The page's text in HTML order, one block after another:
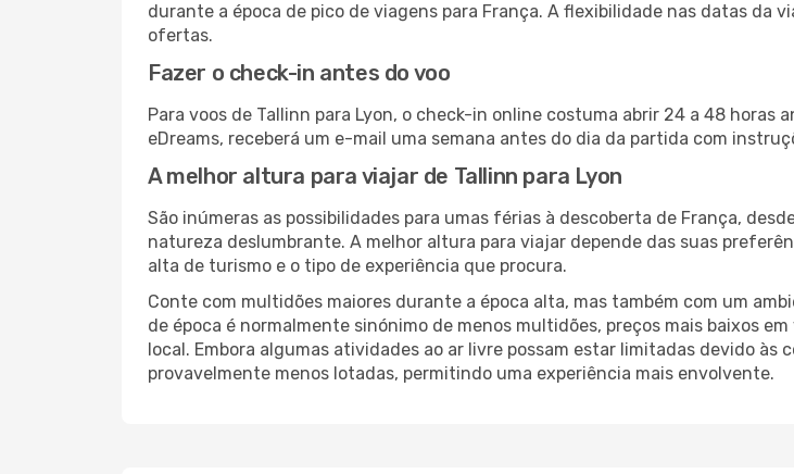
durante a época de pico de viagens para França. A flexibilidade nas datas da
ofertas.
Fazer o check-in antes do voo
Para voos de Tallinn para Lyon, o check-in online costuma abrir 24 a 48 horas
eDreams, receberá um e-mail uma semana antes do dia da partida com
A melhor altura para viajar de Tallinn para Lyon
São inúmeras as possibilidades para umas férias à descoberta de França,
natureza deslumbrante. A melhor altura para viajar depende das suas
alta de turismo e o tipo de experiência que procura.
Conte com multidões maiores durante a época alta, mas também com um
de época é normalmente sinónimo de menos multidões, preços mais baixos
local. Embora algumas atividades ao ar livre possam estar limitadas devido
provavelmente menos lotadas, permitindo uma experiência mais envolvente.